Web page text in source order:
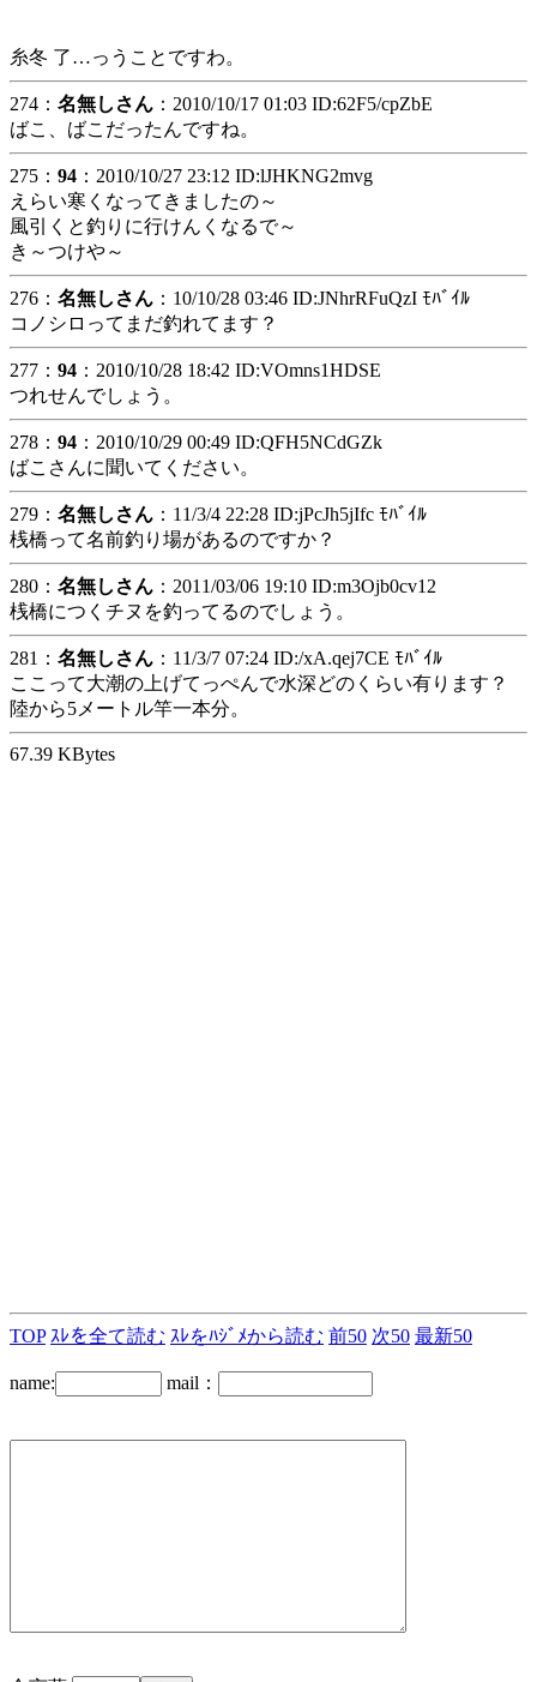
糸冬 了…っうことですわ。
274： 名無しさん ：2010/10/17 01:03 ID:62F5/cpZbE
ばこ、ばこだったんですね。
275： 94 ：2010/10/27 23:12 ID:lJHKNG2mvg
えらい寒くなってきましたの～
風引くと釣りに行けんくなるで～
き～つけや～
276： 名無しさん ：10/10/28 03:46 ID:JNhrRFuQzI ﾓﾊﾞｲﾙ
コノシロってまだ釣れてます？
277： 94 ：2010/10/28 18:42 ID:VOmns1HDSE
つれせんでしょう。
278： 94 ：2010/10/29 00:49 ID:QFH5NCdGZk
ばこさんに聞いてください。
279： 名無しさん ：11/3/4 22:28 ID:jPcJh5jIfc ﾓﾊﾞｲﾙ
桟橋って名前釣り場があるのですか？
280： 名無しさん ：2011/03/06 19:10 ID:m3Ojb0cv12
桟橋につくチヌを釣ってるのでしょう。
281： 名無しさん ：11/3/7 07:24 ID:/xA.qej7CE ﾓﾊﾞｲﾙ
ここって大潮の上げてっぺんで水深どのくらい有ります？
陸から5メートル竿一本分。
67.39 KBytes
TOP ｽﾚを全て読む ｽﾚをﾊｼﾞﾒから読む 前50 次50 最新50
name: mail：